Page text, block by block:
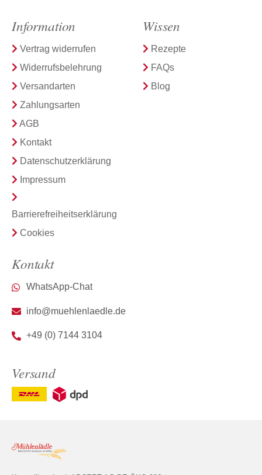
Information
Vertrag widerrufen
Widerrufsbelehrung
Versandarten
Zahlungsarten
AGB
Kontakt
Datenschutzerklärung
Impressum
Barrierefreiheitserklärung
Cookies
Wissen
Rezepte
FAQs
Blog
Kontakt
WhatsApp-Chat
info@muehlenlaedle.de
+49 (0) 7144 3104
Versand